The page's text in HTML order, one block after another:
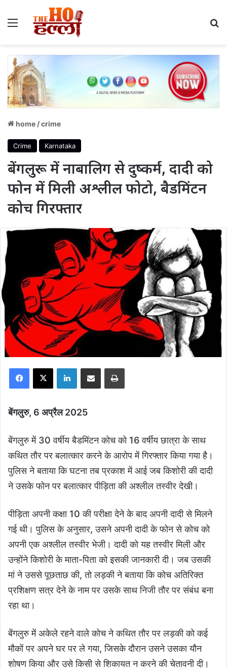
Menu
home /crime
Crime Karnataka
बेंगलुरू में नाबालिग से दुष्कर्म, दादी को
फोन में मिली अश्लील फोटो, बैडमिंटन
कोच गिरफ्तार
Facebook
X LinkedInShare via Email Print
बेंगलुरु, 6 अप्रैल 2025
बेंगलुरु में 30 वर्षीय बैडमिंटन कोच को 16 वर्षीय छात्रा के साथ
कथित तौर पर बलात्कार करने के आरोप में गिरफ्तार किया गया है।
पुलिस ने बताया कि घटना तब प्रकाश में आई जब किशोरी की दादी
ने उसके फोन पर बलात्कार पीड़िता की अश्लील तस्वीर देखी।
पीड़िता अपनी कक्षा 10 की परीक्षा देने के बाद अपनी दादी से मिलने
गई थी। पुलिस के अनुसार, उसने अपनी दादी के फोन से कोच को
अपनी एक अश्लील तस्वीर भेजी। दादी को यह तस्वीर मिली और
उन्होंने किशोरी के माता-पिता को इसकी जानकारी दी। जब उसकी
मां ने उससे पूछताछ की, तो लड़की ने बताया कि कोच अतिरिक्त
प्रशिक्षण सत्र देने के नाम पर उसके साथ निजी तौर पर संबंध बना
रहा था।
बेंगलुरु में अकेले रहने वाले कोच ने कथित तौर पर लड़की को कई
मौकों पर अपने घर पर ले गया, जिसके दौरान उसने उसका यौन
शोषण किया और उसे किसी से शिकायत न करने की चेतावनी दी।